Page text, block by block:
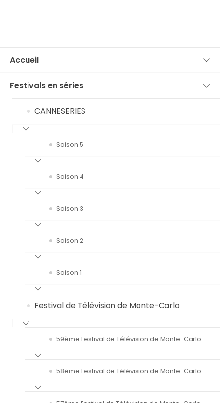
Accueil
Festivals en séries
CANNESERIES
Saison 5
Saison 4
Saison 3
Saison 2
Saison 1
Festival de Télévision de Monte-Carlo
59ème Festival de Télévision de Monte-Carlo
58ème Festival de Télévision de Monte-Carlo